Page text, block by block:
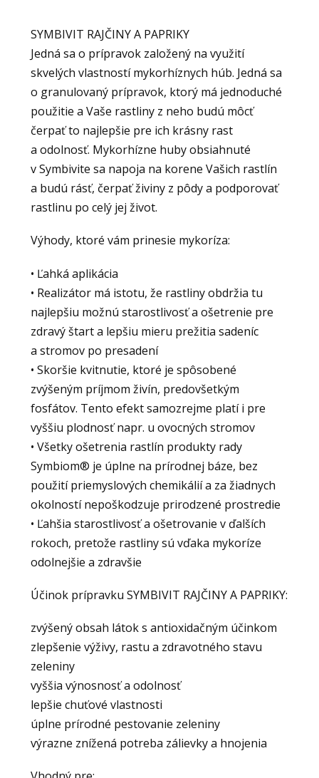
SYMBIVIT RAJČINY A PAPRIKY
Jedná sa o prípravok založený na využití
skvelých vlastností mykorhíznych húb. Jedná sa
o granulovaný prípravok, ktorý má jednoduché
použitie a Vaše rastliny z neho budú môcť
čerpať to najlepšie pre ich krásny rast
a odolnosť. Mykorhízne huby obsiahnuté
v Symbivite sa napoja na korene Vašich rastlín
a budú rásť, čerpať živiny z pôdy a podporovať
rastlinu po celý jej život.
Výhody, ktoré vám prinesie mykoríza:
• Ľahká aplikácia
• Realizátor má istotu, že rastliny obdržia tu
najlepšiu možnú starostlivosť a ošetrenie pre
zdravý štart a lepšiu mieru prežitia sadeníc
a stromov po presadení
• Skoršie kvitnutie, ktoré je spôsobené
zvýšeným príjmom živín, predovšetkým
fosfátov. Tento efekt samozrejme platí i pre
vyššiu plodnosť napr. u ovocných stromov
• Všetky ošetrenia rastlín produkty rady
Symbiom® je úplne na prírodnej báze, bez
použití priemyslových chemikálií a za žiadnych
okolností nepoškodzuje prirodzené prostredie
• Ľahšia starostlivosť a ošetrovanie v ďalších
rokoch, pretože rastliny sú vďaka mykoríze
odolnejšie a zdravšie
Účinok prípravku SYMBIVIT RAJČINY A PAPRIKY:
zvýšený obsah látok s antioxidačným účinkom
zlepšenie výživy, rastu a zdravotného stavu
zeleniny
vyššia výnosnosť a odolnosť
lepšie chuťové vlastnosti
úplne prírodné pestovanie zeleniny
výrazne znížená potreba zálievky a hnojenia